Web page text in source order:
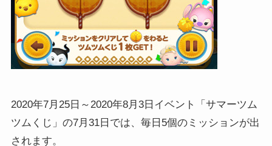
2020年7月25日～2020年8月3日イベント「サマーツム
ツムくじ」の7月31日では、毎日5個のミッションが出
されます。